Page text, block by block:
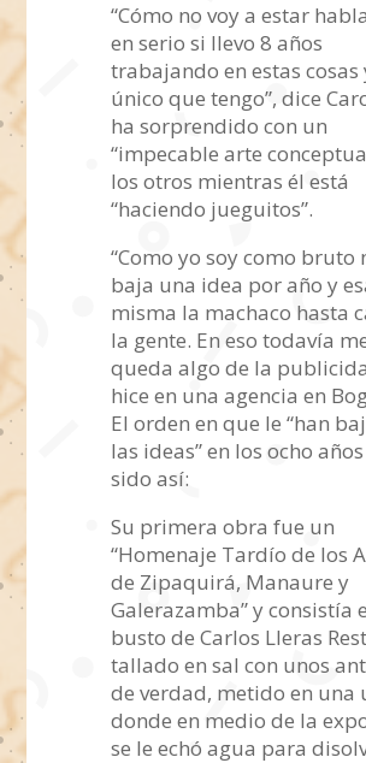
“Cómo no voy a estar
en serio si llevo 8 años
trabajando en estas cosas
único que tengo”, dice
ha sorprendido con un
“impecable arte
los otros mientras él está
“haciendo jueguitos”.
“Como yo soy como bruto
baja una idea por año y
misma la machaco hasta
la gente. En eso todavía
queda algo de la
hice en una agencia en
El orden en que le “han
las ideas” en los ocho
sido así:
Su primera obra fue un
“Homenaje Tardío de los
de Zipaquirá, Manaure y
Galerazamba” y consistía
busto de Carlos Lleras
tallado en sal con unos
de verdad, metido en una
donde en medio de la
se le echó agua para